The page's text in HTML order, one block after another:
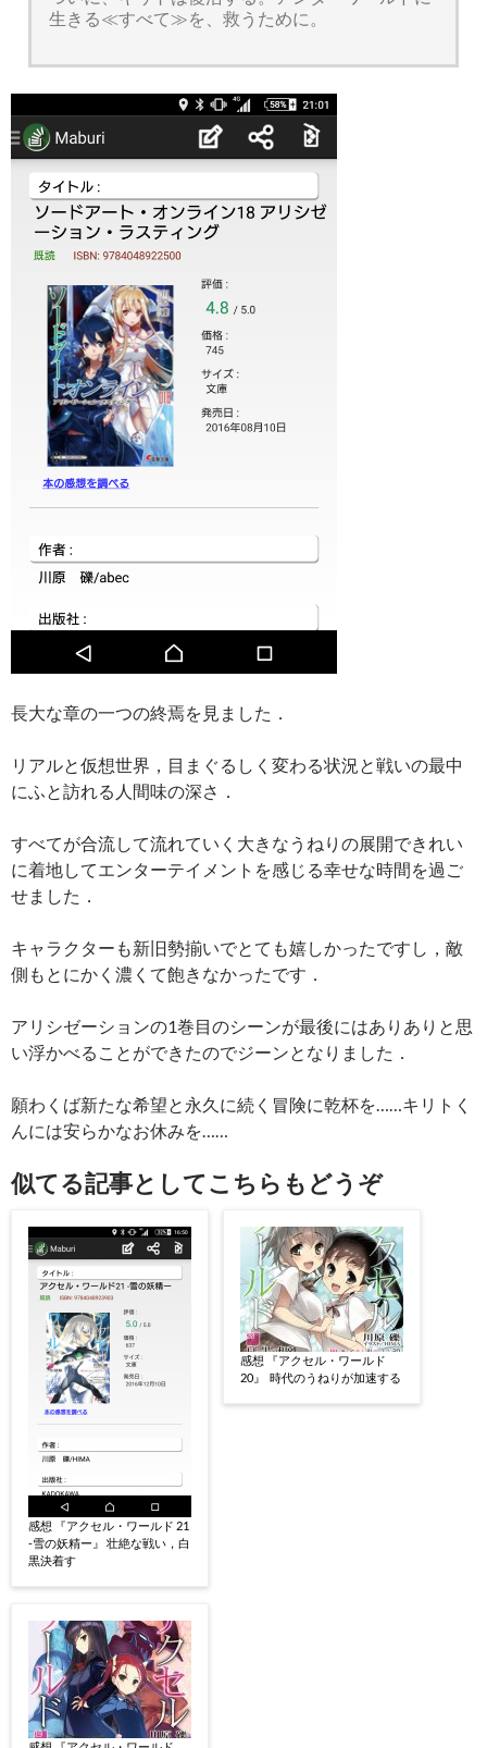
生きる≪すべて≫を、救うために。
長大な章の一つの終焉を見ました．
リアルと仮想世界，目まぐるしく変わる状況と戦いの最中
にふと訪れる人間味の深さ．
すべてが合流して流れていく大きなうねりの展開できれい
に着地してエンターテイメントを感じる幸せな時間を過ご
せました．
キャラクターも新旧勢揃いでとても嬉しかったですし，敵
側もとにかく濃くて飽きなかったです．
アリシゼーションの1巻目のシーンが最後にはありありと思
い浮かべることができたのでジーンとなりました．
願わくば新たな希望と永久に続く冒険に乾杯を……キリトく
んには安らかなお休みを……
似てる記事としてこちらもどうぞ
感想 『アクセル・ワールド 21
-雪の妖精ー』 壮絶な戦い，白
黒決着す
感想 『アクセル・ワールド
20』 時代のうねりが加速する